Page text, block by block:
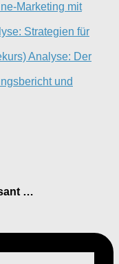
Marketing mit
Strategien für
Analyse: Der
und
…